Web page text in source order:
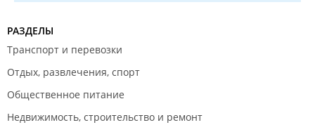
РАЗДЕЛЫ
Транспорт и перевозки
Отдых, развлечения, спорт
Общественное питание
Недвижимость, строительство и ремонт